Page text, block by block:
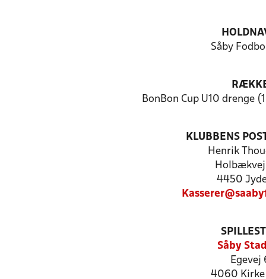
Såby
BonBon Cup U10 drenge
KLUBBENS
Henrik
Holbækvej
4450
Såby
Egevej
4060 Kirke